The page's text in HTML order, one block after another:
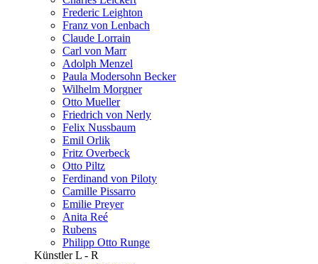
Frederic Leighton
Franz von Lenbach
Claude Lorrain
Carl von Marr
Adolph Menzel
Paula Modersohn Becker
Wilhelm Morgner
Otto Mueller
Friedrich von Nerly
Felix Nussbaum
Emil Orlik
Fritz Overbeck
Otto Piltz
Ferdinand von Piloty
Camille Pissarro
Emilie Preyer
Anita Reé
Rubens
Philipp Otto Runge
Künstler L - R